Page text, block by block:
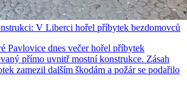
V Liberci hořel příbytek bezdomovců
Pavlovice dnes večer hořel příbytek
přímo uvnitř mostní konstrukce. Zásah
zamezil dalším škodám a požár se podařilo